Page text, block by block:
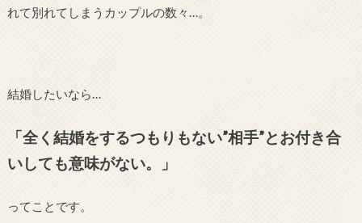
れて別れてしまうカップルの数々…。
結婚したいなら…
「全く結婚をするつもりもない”相手”とお付き合
いしても意味がない。」
ってことです。